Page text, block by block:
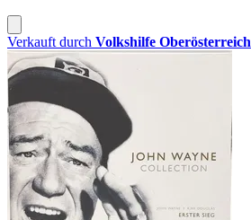
Verkauft durch Volkshilfe Oberösterreich